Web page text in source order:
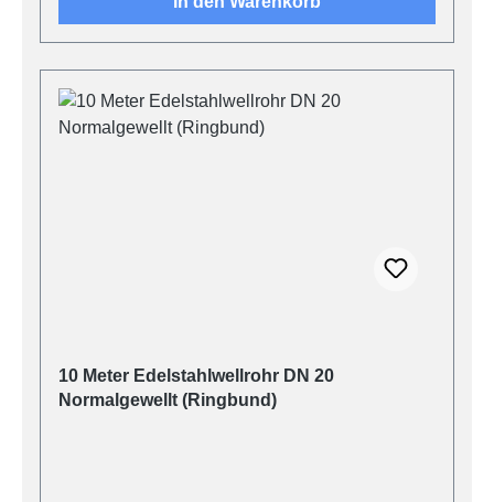
10 Meter Edelstahlwellrohr DN 20
Normalgewellt (Ringbund)